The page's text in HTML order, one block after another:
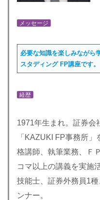
メッセージ
必要な知識を楽しみながら
スタディング FP講座です。
経歴
1971年生まれ。証券会
「KAZUKI FP事務所
格講師、執筆業務、Ｆ
コマ以上の講義を実施
技能士、証券外務員1
ンナー。